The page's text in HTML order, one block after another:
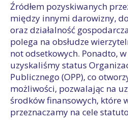
Źródłem pozyskiwanych
między innymi darowizny,
oraz działalność
polega na obsłudze
not odsetkowych. Ponadto,
uzyskaliśmy status
Publicznego (OPP), co
możliwości, pozwalając na
środków finansowych, które
przeznaczamy na cele